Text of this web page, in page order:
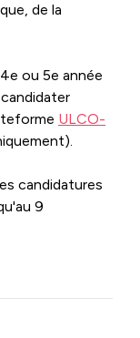
de la
ou 5e année
ULCO-
candidatures
9